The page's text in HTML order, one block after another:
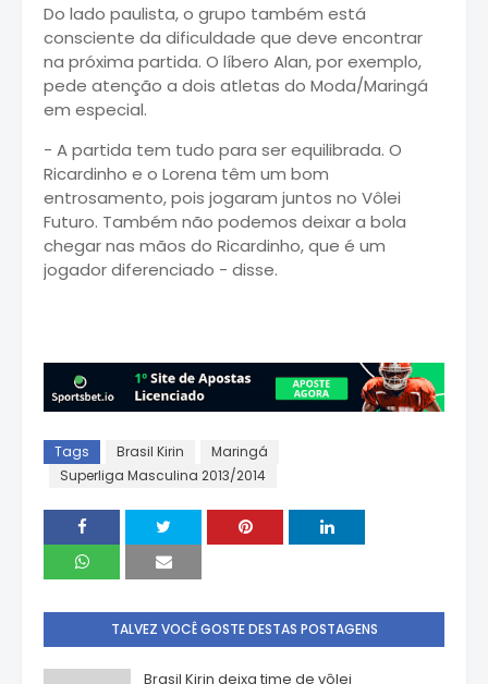
Do lado paulista, o grupo também está
consciente da dificuldade que deve encontrar
na próxima partida. O líbero Alan, por exemplo,
pede atenção a dois atletas do Moda/Maringá
em especial.
- A partida tem tudo para ser equilibrada. O
Ricardinho e o Lorena têm um bom
entrosamento, pois jogaram juntos no Vôlei
Futuro. Também não podemos deixar a bola
chegar nas mãos do Ricardinho, que é um
jogador diferenciado - disse.
Tags Brasil Kirin
Maringá
Superliga Masculina 2013/2014
TALVEZ VOCÊ GOSTE DESTAS POSTAGENS
Brasil Kirin deixa time de vôlei